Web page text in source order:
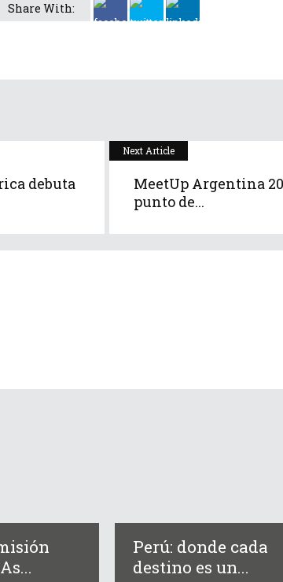
Share With:
debuta
Next Article
MeetUp Argentina
punto de...
Perú: donde cada
destino es un...